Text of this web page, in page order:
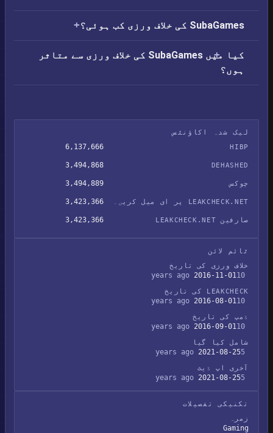
SubaGames کی خلاف ورزی کب ہوئی؟
کیا میں SubaGames کی خلاف ورزی سے متاثر
ہوں؟
لیک شدہ اکاؤنٹس
HIBP
6,137,666
DEHASHED
3,494,868
چوکس 3,494,889
LEAKCHECK.NET پر ای میل کریں۔ 3,423,366
صارفین LEAKCHECK.NET 3,423,366
ٹائم لائن
خلاف ورزی کی تاریخ
2016-11-01
LEAKCHECK کی تاریخ
2016-08-01
ڈمپ کی تاریخ
2016-09-01
شامل کیا گیا
2021-08-25
آخری اپ ڈیٹ
2021-08-25
تکنیکی تفصیلات
زمرہ
Gaming